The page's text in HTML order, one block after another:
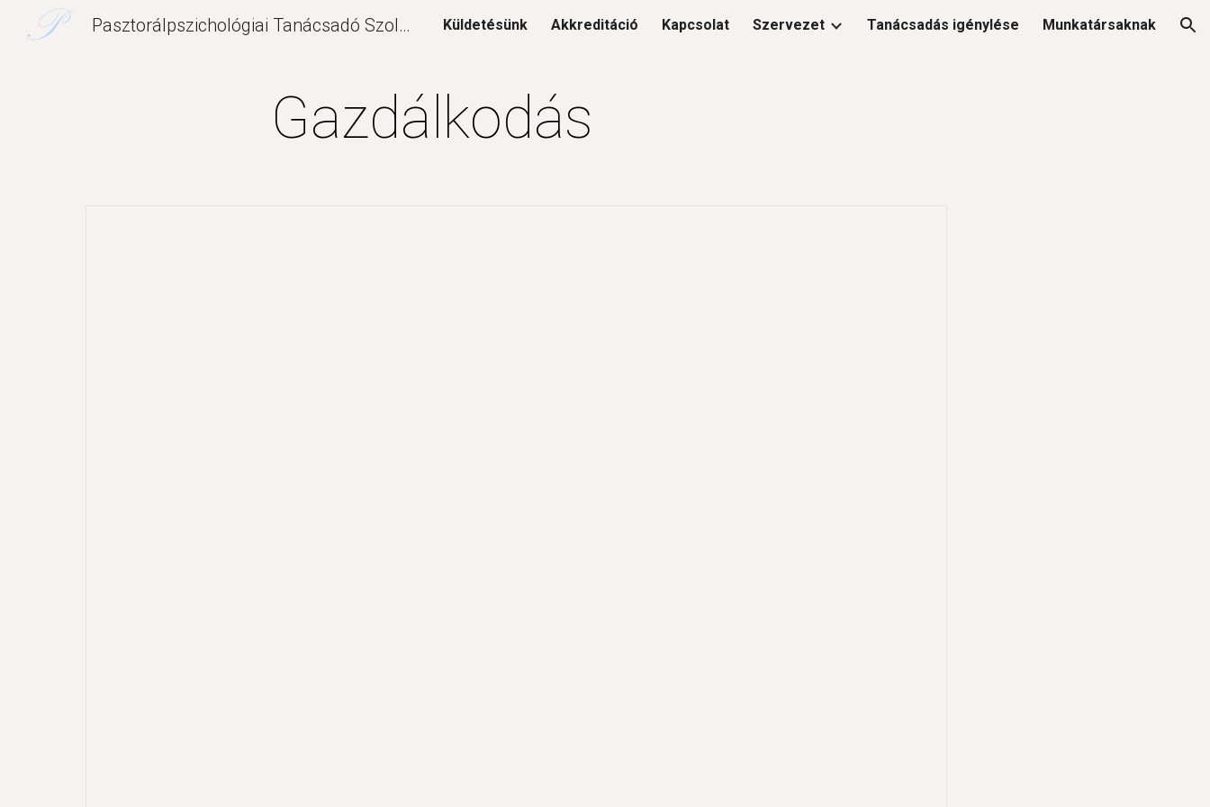
Skip to main content Skip to navigation
Pasztorálpszichológiai Tanácsadó Szolgálat Küldetésünk Akkreditáció Kapcsolat Szervezet Tanácsadás igénylése Munkatársaknak
Gazdálkodás